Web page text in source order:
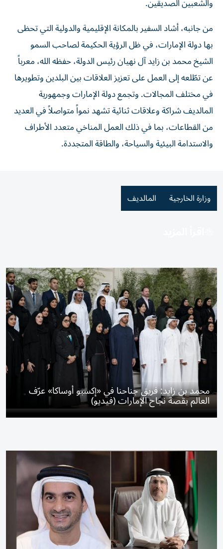
من جانبه، أشاد السفير بالمكانة الإقليمية والدولية التي تحظى
بها دولة الإمارات، في ظل الرؤية الحكيمة لصاحب السمو
الشيخ محمد بن زايد آل نهيان رئيس الدولة، حفظه الله، معرباً
عن تطّلعه إلى العمل على تعزيز العلاقات بين البلدين وتطويرها
في مختلف المجالات. وتجمع دولة الإمارات وجمهورية
المالديف شراكة وعلاقات ثنائية تشهد نمواً متواصلاً في العديد
من القطاعات، بما في ذلك العمل المناخي متعدد الأطراف
والاستدامة البيئية والسياحة، والطاقة المتجددة.
وزارة الخارجية المالديف
محمد بن زايد: فريق جناحنا في «إكسبو أوساكا» عرّف
العالم بقصة نجاح الإمارات (فيديو)